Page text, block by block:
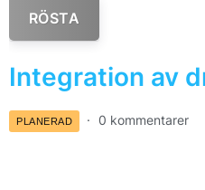
RÖSTA
Integration av
PLANERAD 0 kommentarer